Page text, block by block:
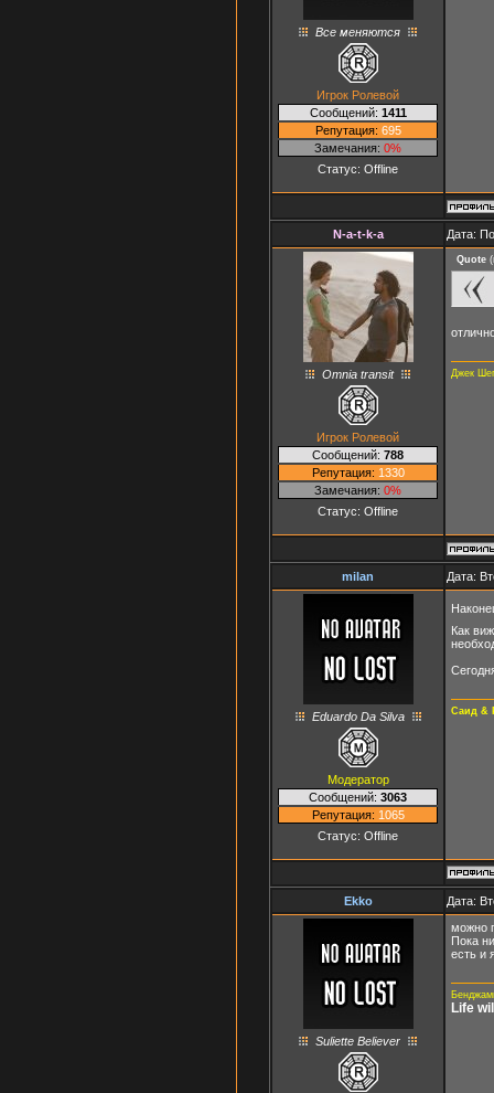
Все меняются
Игрок Ролевой
Сообщений: 1411
Репутация: 695
Замечания: 0%
Статус: Offline
N-a-t-k-a Дата:
Omnia transit
Игрок Ролевой
Сообщений: 788
Репутация: 1330
Замечания: 0%
Статус: Offline
Quote (
Джек
milan Дата:
Eduardo Da Silva
Модератор
Сообщений: 3063
Репутация: 1065
Статус: Offline
Как
Саид &
Ekko Дата:
Suliette Believer
можно
Пока
есть и
Life